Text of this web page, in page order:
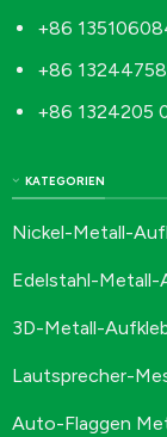
KATEGORIEN
Nickel-Metall-
Edelstahl-Metall-
3D-Metall-
Lautsprecher-
Auto-Flaggen
+86
+86
+86 1324205